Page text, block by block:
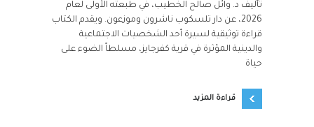
تأليف د. وائل صالح الخطيب، في طبعته الأولى لعام
2026، عن دار تلسكوب ناشرون وموزعون. ويقدم الكتاب
قراءة توثيقية لسيرة أحد الشخصيات الاجتماعية
والدينية المؤثرة في قرية كفرجايز، مسلطاً الضوء على
حياة
قراءة المزيد